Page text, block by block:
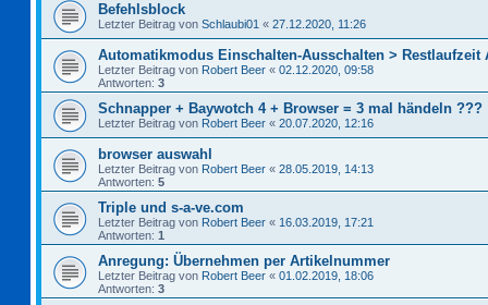
Befehlsblock
Letzter Beitrag von Schlaubi01 « 27.12.2020, 11:26
Automatikmodus Einschalten-Ausschalten > Restlaufzeit
Letzter Beitrag von Robert Beer « 02.12.2020, 09:58
Antworten: 3
Schnapper + Baywotch 4 + Browser = 3 mal händeln ???
Letzter Beitrag von Robert Beer « 20.07.2020, 12:16
browser auswahl
Letzter Beitrag von Robert Beer « 28.05.2019, 14:13
Antworten: 5
Triple und s-a-ve.com
Letzter Beitrag von Robert Beer « 16.03.2019, 17:21
Antworten: 1
Anregung: Übernehmen per Artikelnummer
Letzter Beitrag von Robert Beer « 01.02.2019, 18:06
Antworten: 3